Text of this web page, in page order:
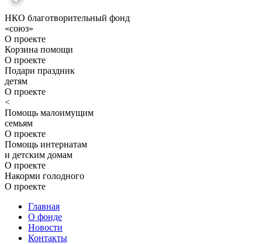
НКО благотворительный фонд
«союз»
О проекте
Корзина помощи
О проекте
Подари праздник
детям
О проекте
<
Помощь малоимущим
семьям
О проекте
Помощь интернатам
и детским домам
О проекте
Накорми голодного
О проекте
Главная
О фонде
Новости
Контакты